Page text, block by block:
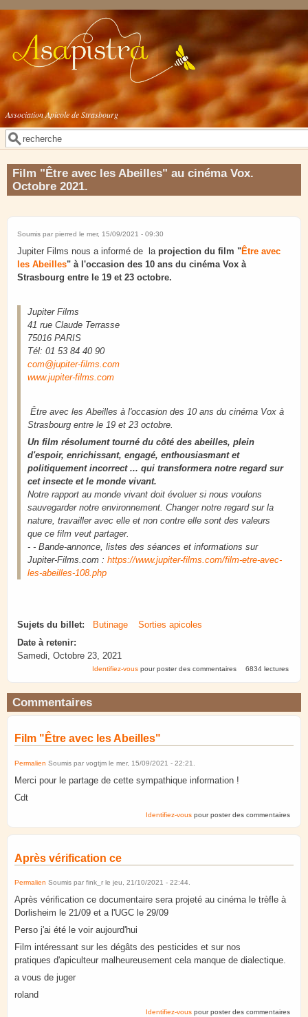
Aller au contenu principal
Association Apicole de Strasbourg
Formulaire de recherche
Rechercher
Film "Être avec les Abeilles" au cinéma Vox.
Octobre 2021.
Soumis par pierred le mer, 15/09/2021 - 09:30
Jupiter Films nous a informé de la projection du film "Être avec
les Abeilles" à l'occasion des 10 ans du cinéma Vox à
Strasbourg entre le 19 et 23 octobre.
Jupiter Films
41 rue Claude Terrasse
75016 PARIS
Tél: 01 53 84 40 90
com@jupiter-films.com
www.jupiter-films.com
Être avec les Abeilles à l'occasion des 10 ans du cinéma Vox à
Strasbourg entre le 19 et 23 octobre.
Un film résolument tourné du côté des abeilles, plein
d'espoir, enrichissant, engagé, enthousiasmant et
politiquement incorrect ... qui transformera notre regard sur
cet insecte et le monde vivant.
Notre rapport au monde vivant doit évoluer si nous voulons
sauvegarder notre environnement. Changer notre regard sur la
nature, travailler avec elle et non contre elle sont des valeurs
que ce film veut partager.
- - Bande-annonce, listes des séances et informations sur
Jupiter-Films.com : https://www.jupiter-films.com/film-etre-avec-
les-abeilles-108.php
Sujets du billet: Butinage
Sorties apicoles
Date à retenir:
Samedi, Octobre 23, 2021
Identifiez-vous pour poster des commentaires 6834 lectures
Commentaires
Film "Être avec les Abeilles"
Permalien Soumis par vogtjm le mer, 15/09/2021 - 22:21
Merci pour le partage de cette sympathique information !
Cdt
Identifiez-vous pour poster des commentaires
Après vérification ce
Permalien Soumis par fink_r le jeu, 21/10/2021 - 22:44
Après vérification ce documentaire sera projeté au cinéma le trèfle à
Dorlisheim le 21/09 et a l'UGC le 29/09
Perso j'ai été le voir aujourd'hui
Film intéressant sur les dégâts des pesticides et sur nos
pratiques d'apiculteur malheureusement cela manque de dialectique.
a vous de juger
roland
Identifiez-vous pour poster des commentaires